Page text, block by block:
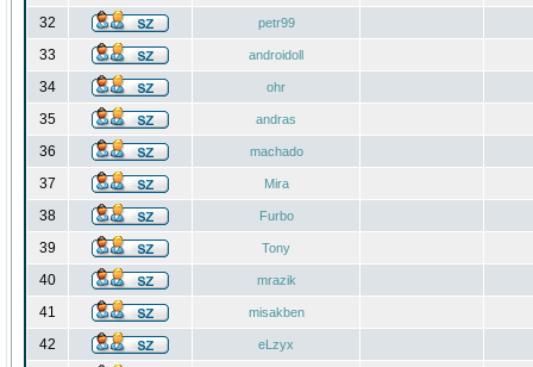
32 petr99
33 androidoll
34 ohr
35 andras
36 machado
37 Mira
38 Furbo
39 Tony
40 mrazik
41 misakben
42 eLzyx